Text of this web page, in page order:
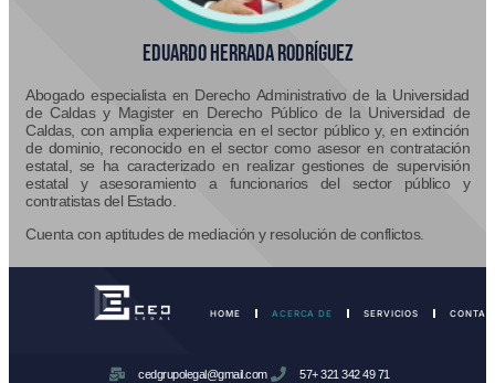
EDUARDO HERRADA RODRÍGUEZ
Abogado especialista en Derecho Administrativo de la Universidad
de Caldas y Magister en Derecho Público de la Universidad de
Caldas, con amplia experiencia en el sector público y, en extinción
de dominio, reconocido en el sector como asesor en contratación
estatal, se ha caracterizado en realizar gestiones de supervisión
estatal y asesoramiento a funcionarios del sector público y
contratistas del Estado.
Cuenta con aptitudes de mediación y resolución de conflictos.
HOME ACERCA DE SERVICIOS
cedgrupolegal@gmail.com
57+ 321 342 49 71